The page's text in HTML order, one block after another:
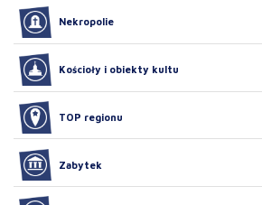
Nekropolie
Kościoły i obiekty kultu
TOP regionu
Zabytek